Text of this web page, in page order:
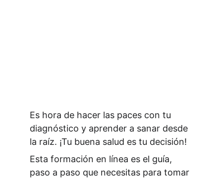
Es hora de hacer las paces con tu
diagnóstico y aprender a sanar desde
la raíz. ¡Tu buena salud es tu decisión!
Esta formación en línea es el guía,
paso a paso que necesitas para tomar